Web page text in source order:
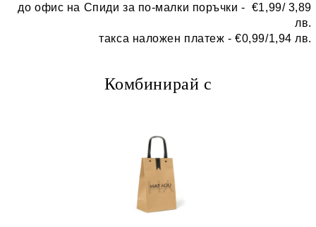
до офис на Спиди за по-малки поръчки - €1,99/ 3,89
лв.
такса наложен платеж -€0,99/1,94 лв.
Комбинирай с